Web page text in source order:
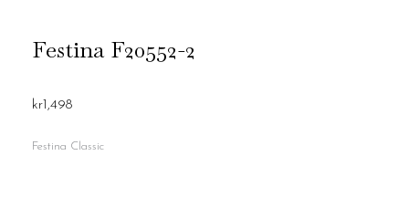
Festina F20552-2
kr 1,498
Festina Classic